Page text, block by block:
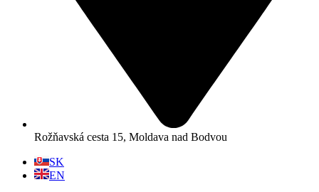
Rožňavská cesta 15, Moldava nad Bodvou
SK
EN